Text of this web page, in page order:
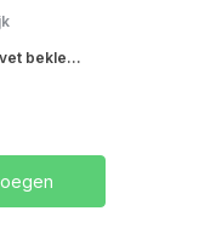
bekle...